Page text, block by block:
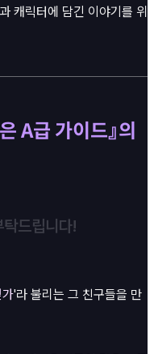
캐릭터에 담긴 이야기를 위
A급 가이드』의
드립니다!
'라 불리는 그 친구들을 만